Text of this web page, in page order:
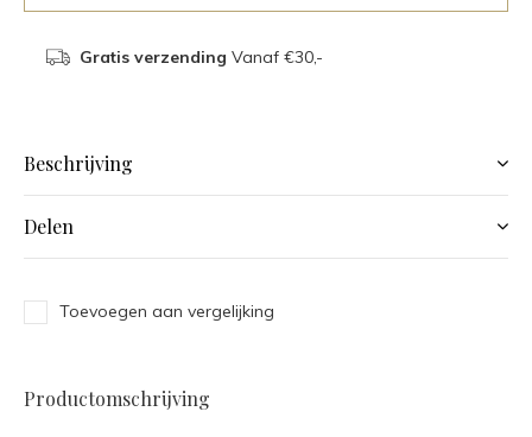
Gratis verzending Vanaf €30,-
Beschrijving
Delen
Toevoegen aan vergelijking
Productomschrijving